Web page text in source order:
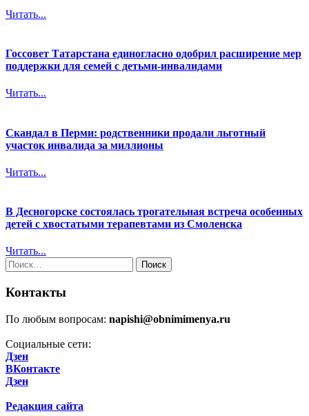
Читать...
Госсовет Татарстана единогласно одобрил расширение мер
поддержки для семей с детьми-инвалидами
Читать...
Скандал в Перми: родственники продали льготный
участок инвалида за миллионы
Читать...
В Десногорске состоялась трогательная встреча особенных
детей с хвостатыми терапевтами из Смоленска
Читать...
Найти:
Контакты
По любым вопросам: napishi@obnimimenya.ru
Социальные сети:
Дзен
ВКонтакте
Дзен
Редакция сайта